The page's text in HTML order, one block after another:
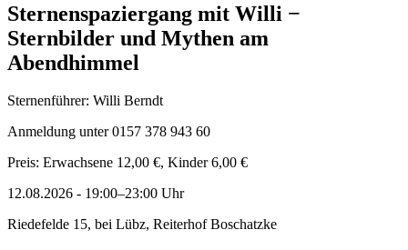
Sternenspaziergang mit Willi −
Sternbilder und Mythen am
Abendhimmel
Sternenführer: Willi Berndt
Anmeldung unter 0157 378 943 60
Preis: Erwachsene 12,00 €, Kinder 6,00 €
12.08.2026 - 19:00–23:00 Uhr
Riedefelde 15, bei Lübz, Reiterhof Boschatzke